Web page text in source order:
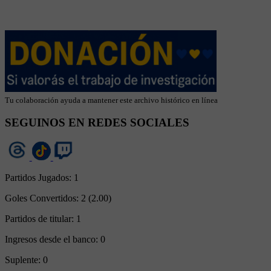
Tu colaboración ayuda a mantener este archivo histórico en línea
SEGUINOS EN REDES SOCIALES
Partidos Jugados: 1
Goles Convertidos: 2 (2.00)
Partidos de titular: 1
Ingresos desde el banco: 0
Suplente: 0